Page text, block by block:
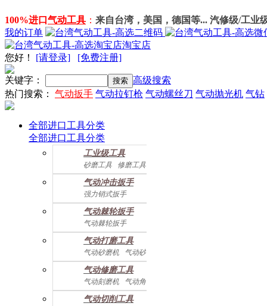
100%进口 气动工具 ： 来自台湾，美国，德国等... 汽修级/工业
我的订单
淘宝店
您好 ！ [请登录] [免费注册]
关键字：
高级搜索
热门搜索： 气动扳手 气动拉钉枪 气动螺丝刀 气动抛光机 气钻
全部进口工具分类
全部进口工具分类
工业级工具
砂磨工具
修磨工具
建筑工具 气动螺丝起子
气动配件
气动冲击扳手
强力销式扳手
双鎚打式扳手
双环锤打式扳手
强力冲击扳手
迷你冲击扳手
直角式冲击扭力扳手
气动棘轮扳手
气动棘轮扳手
迷你棘轮扳手
气动打磨工具
气动砂磨机
气动砂带机
气动抛光机 胎磨/除胶机
气动修磨工具
气动刻磨机 气动角磨机
气动切削工具